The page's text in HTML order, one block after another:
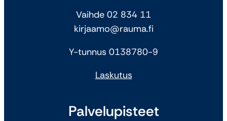
Vaihde 02 834 11
kirjaamo@rauma.fi
Y-tunnus 0138780-9
Laskutus
Palvelupisteet